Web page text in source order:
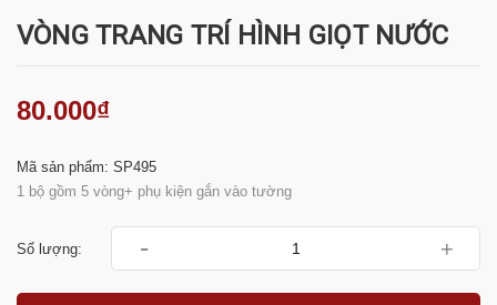
VÒNG TRANG TRÍ HÌNH GIỌT NƯỚC
80.000₫
Mã sản phẩm: SP495
1 bộ gồm 5 vòng+ phụ kiện gắn vào tường
Số lượng: - +